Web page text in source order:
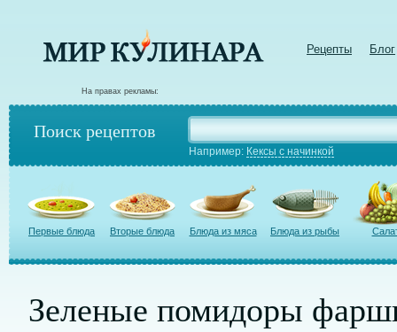
Рецепты Блог
На правах рекламы:
Поиск рецептов
Например: Кексы с начинкой
Первые блюда Вторые блюда Блюда из мяса Блюда из рыбы
Зеленые помидоры